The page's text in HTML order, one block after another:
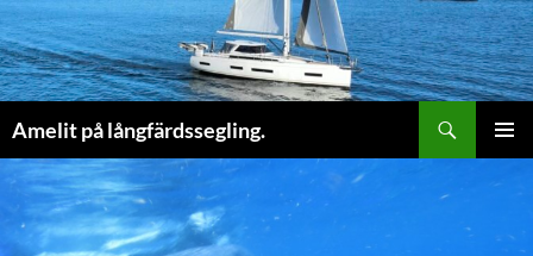
Amelit på långfärdssegling.
MENY
TILL
INNEHÅLL